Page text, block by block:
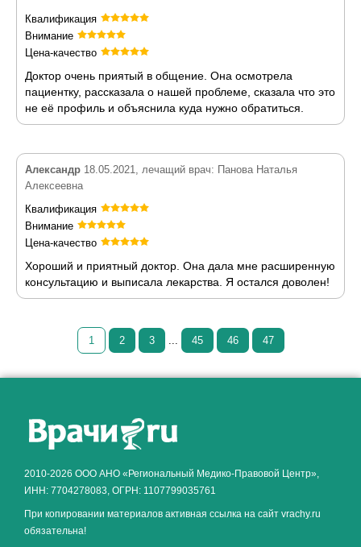
Квалификация
Внимание
Цена-качество
Доктор очень приятый в общение. Она осмотрела
пациентку, рассказала о нашей проблеме, сказала что это
не её профиль и объяснила куда нужно обратиться.
Александр 18.05.2021, лечащий врач: Панова Наталья
Алексеевна
Квалификация
Внимание
Цена-качество
Хороший и приятный доктор. Она дала мне расширенную
консультацию и выписала лекарства. Я остался доволен!
1 2 3 ... 45 46 47
2010-2026 ООО АНО «Региональный Медико-Правовой Центр»,
ИНН: 7704278083, ОГРН: 1107799035761
При копировании материалов активная ссылка на сайт vrachy.ru
обязательна!